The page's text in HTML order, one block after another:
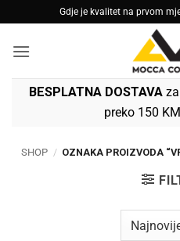
to
content
Gdje je kvalitet na prvom
BESPLATNA DOSTAVAza
preko 150
SHOP / OZNAKA PROIZVODA